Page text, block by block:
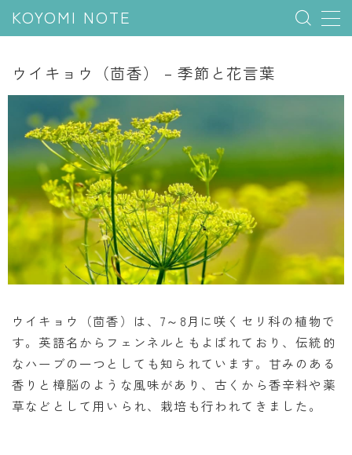
KOYOMI NOTE
行事と季節
五節句
年中行事
祝日
二十四節気
七十二候
雑節
暦と満月
今日のこよみ
暦と歳時記
満月・新月
ウイキョウ（茴香） – 季節と花言葉
ウイキョウ（茴香）は、7～8月に咲くセリ科の植物で
す。英語名からフェンネルともよばれており、伝統的
なハーブの一つとしても知られています。甘みのある
香りと樟脳のような風味があり、古くから香辛料や薬
草などとして用いられ、栽培も行われてきました。